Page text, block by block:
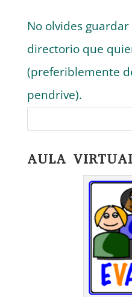
No olvides
directorio que
(preferiblemente
pendrive).
AULA